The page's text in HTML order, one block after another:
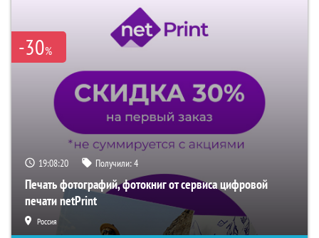
-30%
19:08:19 Получили:4
Печать фотографий, фотокниг от сервиса цифровой
печати netPrint
Россия